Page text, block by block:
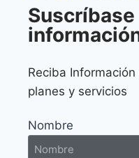
Reciba
planes y servicios
Nombre